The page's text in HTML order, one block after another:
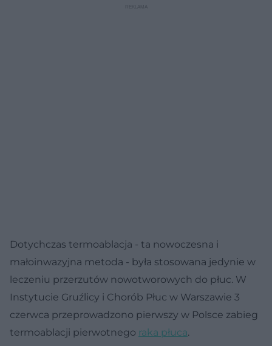
Dotychczas termoablacja - ta nowoczesna i
małoinwazyjna metoda - była stosowana jedynie w
leczeniu przerzutów nowotworowych do płuc. W
Instytucie Gruźlicy i Chorób Płuc w Warszawie 3
czerwca przeprowadzono pierwszy w Polsce zabieg
termoablacji pierwotnego raka płuca.